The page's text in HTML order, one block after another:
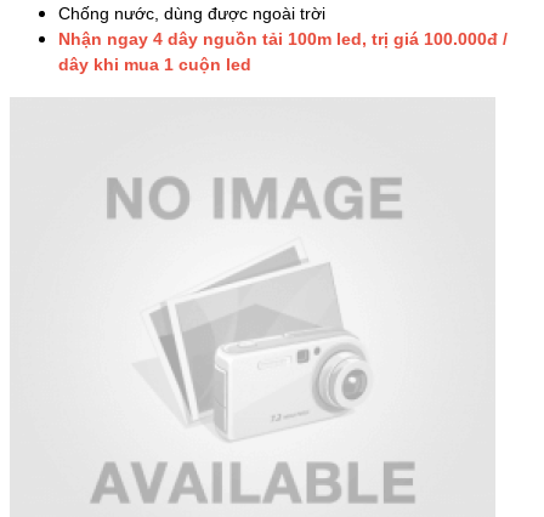
Chống nước, dùng được ngoài trời
Nhận ngay 4 dây nguồn tải 100m led, trị giá 100.000đ /
dây khi mua 1 cuộn led